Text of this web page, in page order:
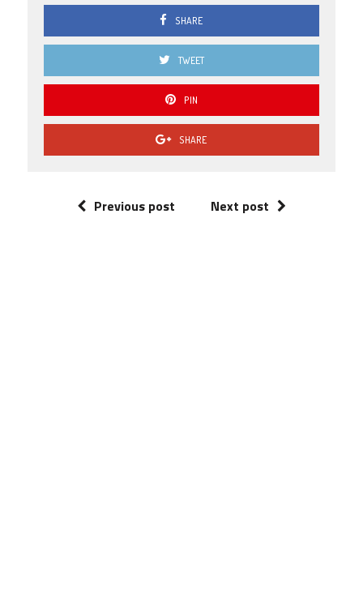
SHARE
TWEET
PIN
SHARE
Previous post Next post